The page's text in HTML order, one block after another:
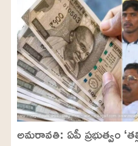
అమరావతి: ఏపీ ప్రభుత్వం